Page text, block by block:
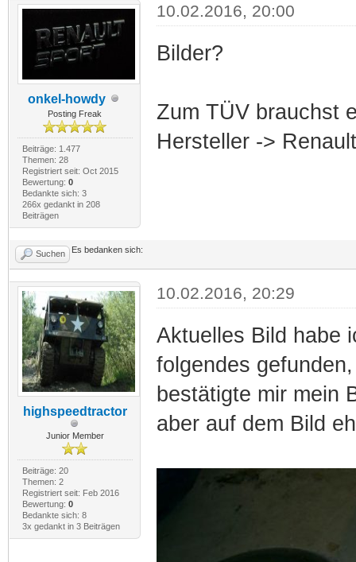
onkel-howdy
Posting Freak
Beiträge: 1.477
Themen: 28
Registriert seit: Oct 2015
Bewertung: 0
Bedankte sich: 3
266x gedankt in 208
Beiträgen
10.02.2016, 20:00
Bilder?
Zum TÜV brauchst
Hersteller ->
Suchen Es bedanken sich:
highspeedtractor
Junior Member
Beiträge: 20
Themen: 2
Registriert seit: Feb 2016
Bewertung: 0
Bedankte sich: 8
3x gedankt in 3 Beiträgen
10.02.2016, 20:29
Aktuelles Bild habe
folgendes
bestätigte mir mein
aber auf dem Bild